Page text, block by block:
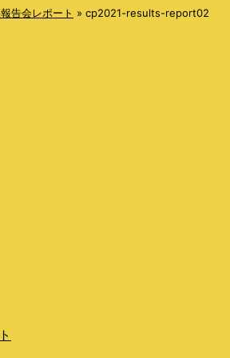
告会レポート » cp2021-results-report02